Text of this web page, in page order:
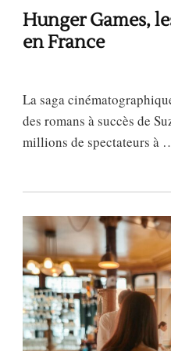
Hunger Games,
en France
La saga
des romans à succès de
millions de spectateurs à